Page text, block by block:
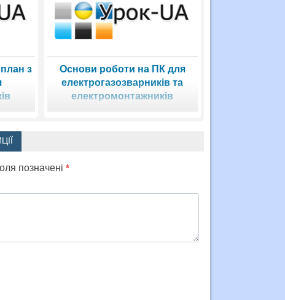
з
Основи роботи на ПК для
електрогазозварників та
електромонтажників
позначені *